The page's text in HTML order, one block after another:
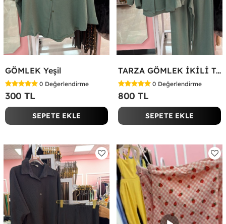
GÖMLEK Yeşil
0 Değerlendirme
300 TL
SEPETE EKLE
TARZA GÖMLEK İKİLİ TAKIM KOT KUMAŞ Yeşil
0 Değerlendirme
800 TL
SEPETE EKLE